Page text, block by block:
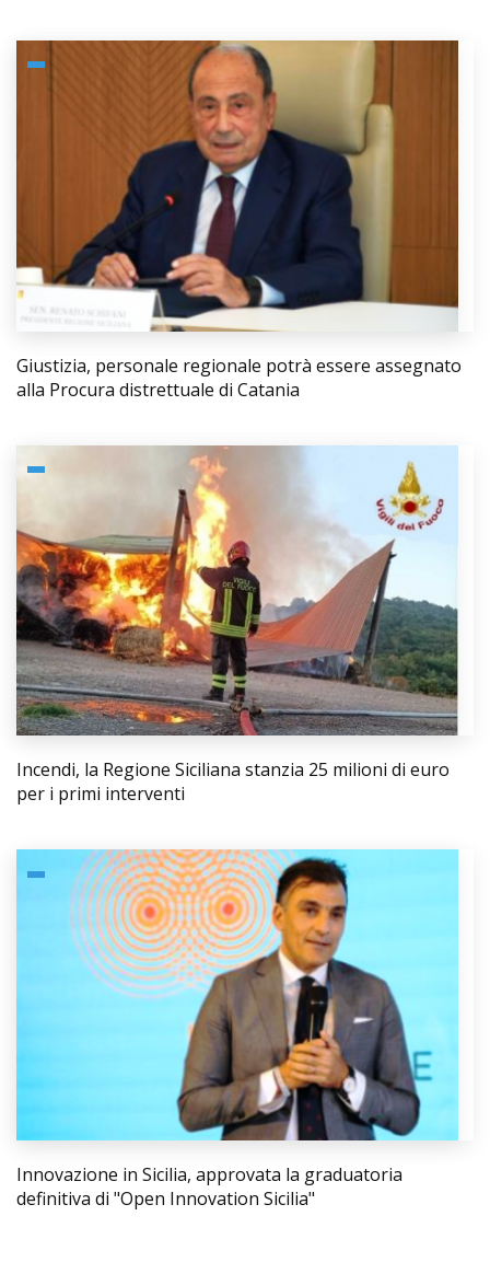
Giustizia, personale regionale potrà essere assegnato
alla Procura distrettuale di Catania
Incendi, la Regione Siciliana stanzia 25 milioni di euro
per i primi interventi
Innovazione in Sicilia, approvata la graduatoria
definitiva di "Open Innovation Sicilia"